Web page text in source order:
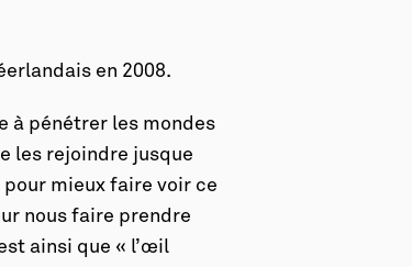
en 2008.
à pénétrer les mondes
les rejoindre jusque
mieux faire voir ce
nous faire prendre
ainsi que « l’œil